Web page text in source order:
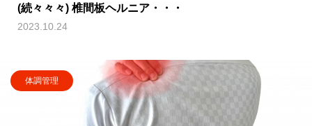
(続々々々) 椎間板ヘルニア・・・
2023.10.24
体調管理